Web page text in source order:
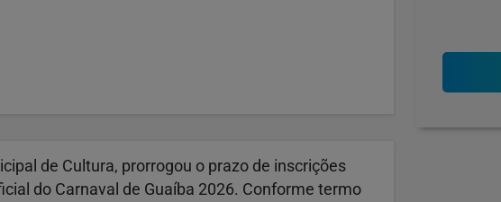
de Cultura, prorrogou o prazo de inscrições
do Carnaval de Guaíba 2026. Conforme termo